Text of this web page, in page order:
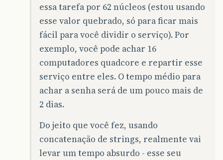
essa tarefa por 62 núcleos (estou usando
esse valor quebrado, só para ficar mais
fácil para você dividir o serviço). Por
exemplo, você pode achar 16
computadores quadcore e repartir esse
serviço entre eles. O tempo médio para
achar a senha será de um pouco mais de
2 dias.
Do jeito que você fez, usando
concatenação de strings, realmente vai
levar um tempo absurdo - esse seu